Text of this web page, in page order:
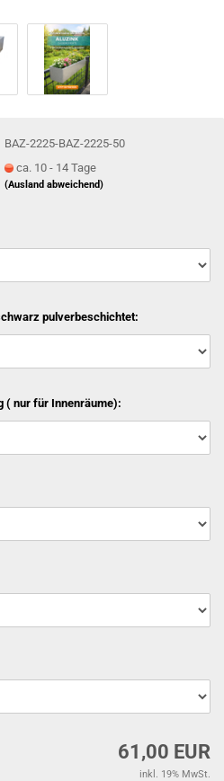
BAZ-2225-BAZ-2225-50
ca. 10 - 14 Tage
(Ausland abweichend)
pulverbeschichtet:
( nur für Innenräume):
61,00 EUR
inkl. 19% MwSt.